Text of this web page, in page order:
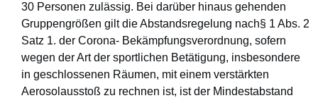
30 Personen zulässig. Bei darüber hinaus gehenden
Gruppengrößen gilt die Abstandsregelung nach§ 1 Abs. 2
Satz 1. der Corona- Bekämpfungsverordnung, sofern
wegen der Art der sportlichen Betätigung, insbesondere
in geschlossenen Räumen, mit einem verstärkten
Aerosolausstoß zu rechnen ist, ist der Mindestabstand